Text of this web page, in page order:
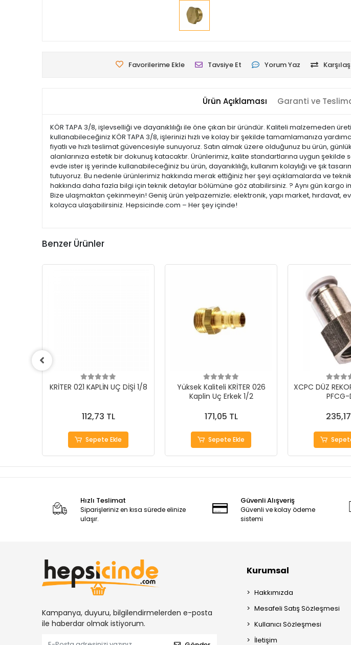
Favorilerime Ekle Tavsiye Et Yorum Yaz
Ürün Açıklaması Garanti ve
KÖR TAPA 3/8, işlevselliği ve dayanıklılığı ile öne çıkan bir üründür. Kaliteli malzemeden
kullanabileceğiniz KÖR TAPA 3/8, işlerinizi hızlı ve kolay bir şekilde tamamlamanıza
fiyatlı ve hızlı teslimat güvencesiyle sunuyoruz. Satın almak üzere olduğunuz bu ürün,
alanlarınıza estetik bir dokunuş katacaktır. Ürünlerimiz, kalite standartlarına uygun
evde ister iş yerinde kullanabileceğiniz bu ürün, dayanıklılığı, kullanım kolaylığı ve şık
tutuyoruz. Bu nedenle ürünlerimiz hakkında merak ettiğiniz her şeyi açıklamalarda ve
hakkında daha fazla bilgi için teknik detaylar bölümüne göz atabilirsiniz. ? Aynı gün kargo
Bize ulaşmaktan çekinmeyin! Geniş ürün yelpazemizle; elektronik, yapı market, hırdavat,
kolayca ulaşabilirsiniz. Hepsicinde.com – Her şey içinde!
Benzer Ürünler
KRİTER 021 KAPLİN UÇ DİŞİ 1/8
112,73 TL
Sepete Ekle
Yüksek Kaliteli KRİTER 026
Kaplin Uç Erkek 1/2
171,05 TL
Sepete Ekle
XCPC DÜZ
PFCG-
Hızlı Teslimat
Siparişleriniz en kısa sürede elinize
ulaşır.
Güvenli Alışveriş
Güvenli ve kolay ödeme
sistemi
Kampanya, duyuru, bilgilendirmelerden e-posta
ile haberdar olmak istiyorum.
Kurumsal
Hakkımızda
Mesafeli Satış Sözleşmesi
Kullanıcı Sözleşmesi
İletişim